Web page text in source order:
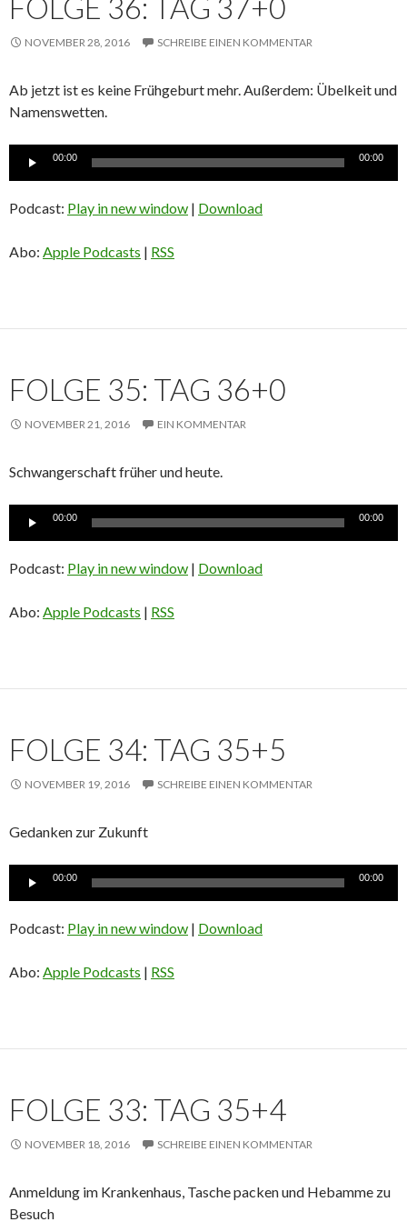
FOLGE 36: TAG 37+0
NOVEMBER 28, 2016 SCHREIBE EINEN KOMMENTAR
Ab jetzt ist es keine Frühgeburt mehr. Außerdem: Übelkeit und
Namenswetten.
Audio-
00:00 00:00
Podcast: Play in new window | Download
Abo: Apple Podcasts | RSS
FOLGE 35: TAG 36+0
NOVEMBER 21, 2016 EIN KOMMENTAR
Schwangerschaft früher und heute.
Audio-
00:00 00:00
Podcast: Play in new window | Download
Abo: Apple Podcasts | RSS
FOLGE 34: TAG 35+5
NOVEMBER 19, 2016 SCHREIBE EINEN KOMMENTAR
Gedanken zur Zukunft
Audio-
00:00 00:00
Podcast: Play in new window | Download
Abo: Apple Podcasts | RSS
FOLGE 33: TAG 35+4
NOVEMBER 18, 2016 SCHREIBE EINEN KOMMENTAR
Anmeldung im Krankenhaus, Tasche packen und Hebamme zu
Besuch